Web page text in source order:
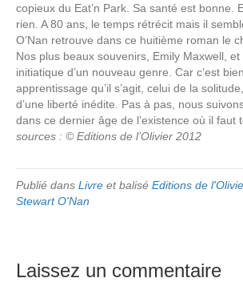
copieux du Eat’n Park. Sa santé est bonne.
rien. A 80 ans, le temps rétrécit mais il
O’Nan retrouve dans ce huitième roman le
Nos plus beaux souvenirs, Emily Maxwell,
initiatique d’un nouveau genre. Car c’est
apprentissage qu’il s’agit, celui de la
d’une liberté inédite. Pas à pas, nous
dans ce dernier âge de l’existence où il faut
sources : © Editions de l’Olivier 2012
Publié dans Livre et balisé Editions de
Stewart O'Nan
Laissez un commentaire